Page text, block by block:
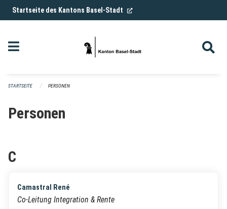
Navigation überspringen
Startseite des Kantons Basel-Stadt (External Link)
STARTSEITE PERSONEN
Personen
C
Camastral René
Co-Leitung Integration & Rente